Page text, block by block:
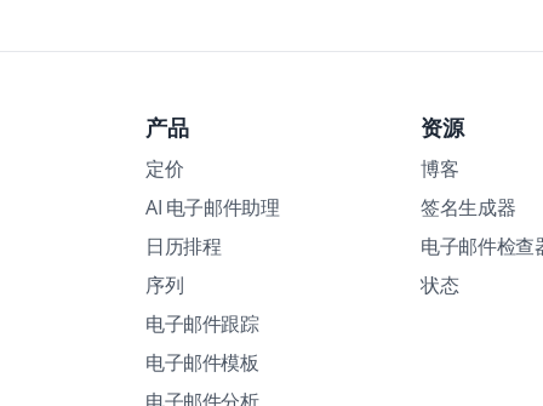
产品
定价
AI 电子邮件助理
日历排程
序列
电子邮件跟踪
电子邮件模板
资源
博客
签名生成器
电子邮件检查
状态